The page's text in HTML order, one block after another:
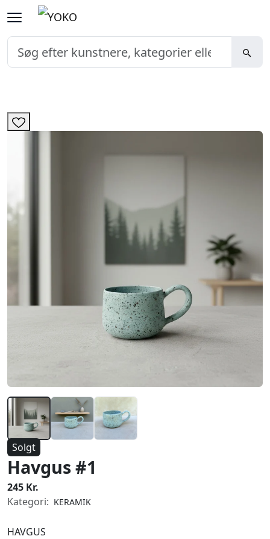
Solgt
Havgus #1
245 Kr.
Kategori: KERAMIK
HAVGUS